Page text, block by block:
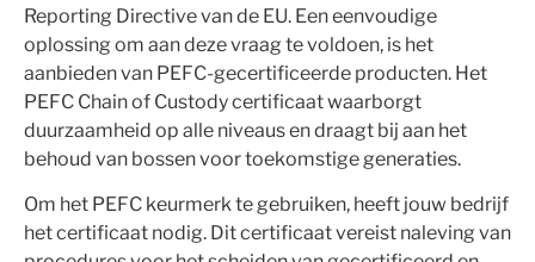
Reporting Directive van de EU. Een eenvoudige
oplossing om aan deze vraag te voldoen, is het
aanbieden van PEFC-gecertificeerde producten. Het
PEFC Chain of Custody certificaat waarborgt
duurzaamheid op alle niveaus en draagt bij aan het
behoud van bossen voor toekomstige generaties.
Om het PEFC keurmerk te gebruiken, heeft jouw bedrijf
het certificaat nodig. Dit certificaat vereist naleving van